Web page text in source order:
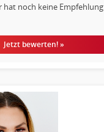
hat noch keine Empfehlung
Jetzt bewerten! »